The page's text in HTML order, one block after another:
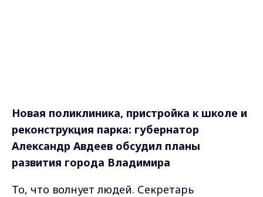
Новая поликлиника, пристройка к школе и
реконструкция парка: губернатор
Александр Авдеев обсудил планы
развития города Владимира
То, что волнует людей. Секретарь